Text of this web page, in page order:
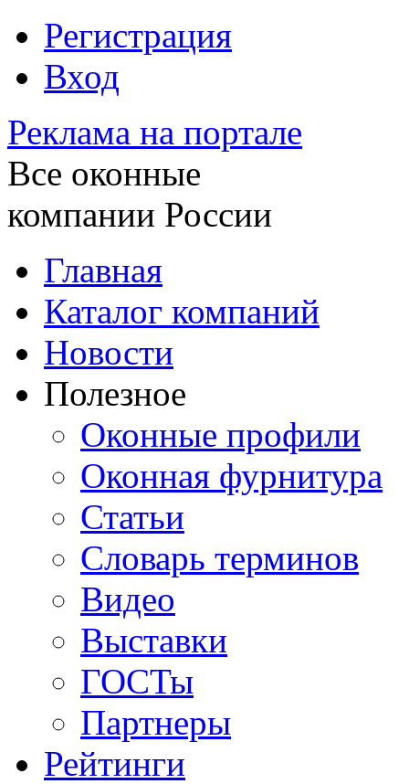
Регистрация
Вход
Реклама на портале
Все оконные
компании России
Главная
Каталог компаний
Новости
Полезное
Оконные профили
Оконная фурнитура
Статьи
Словарь терминов
Видео
Выставки
ГОСТы
Партнеры
Рейтинги